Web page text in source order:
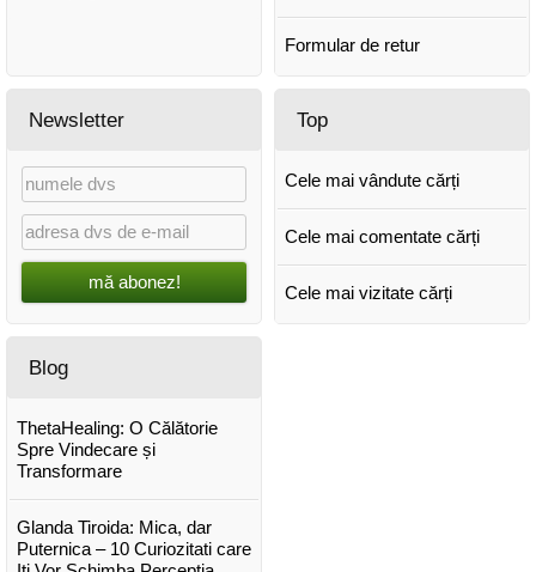
Formular de retur
Newsletter
mă abonez!
Top
Cele mai vândute cărți
Cele mai comentate cărți
Cele mai vizitate cărți
Blog
ThetaHealing: O Călătorie
Spre Vindecare și
Transformare
Glanda Tiroida: Mica, dar
Puternica – 10 Curiozitati care